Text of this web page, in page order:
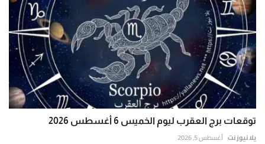
توقعات برج العقرب ليوم الخميس 6 أغسطس 2026
يلا نيوز نت أغسطس 5, 2026